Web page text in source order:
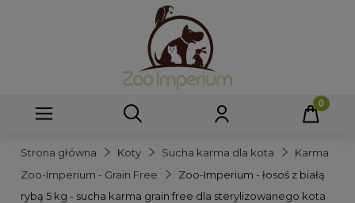
Strona główna Koty Sucha karma dla kota
Karma
Zoo-Imperium - Grain Free
Zoo-Imperium - łosoś z białą
rybą 5 kg - sucha karma grain free dla sterylizowanego kota